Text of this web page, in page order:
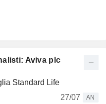
Aviva plc
Standard Life
27/07
AN